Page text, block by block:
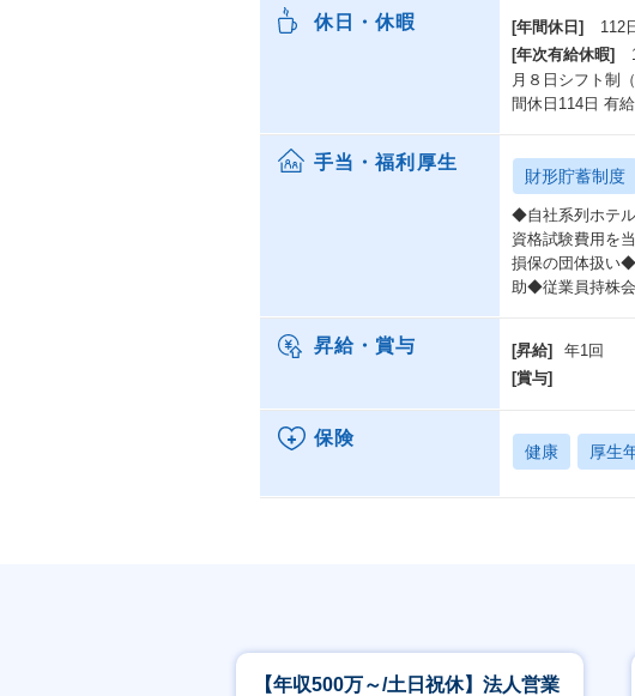
休日・休暇 [年間休日]
112
[年次有給休暇]
月８日シフト制
間休日114日 有
手当・福利厚生
財形貯蓄制度
◆自社系列ホテ
資格試験費用を
損保の団体扱い
助◆従業員持株会
昇給・賞与 [昇給]
年1回
[賞与]
保険
健康 厚生
【年収500万～/土日祝休】法人営業